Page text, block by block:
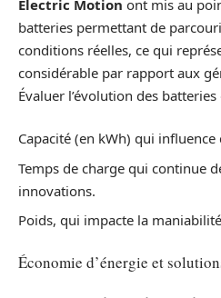
Electric Motion ont mis au
batteries permettant de
conditions réelles, ce qui
considérable par rapport aux
Évaluer l’évolution des
Capacité (en kWh) qui
Temps de charge qui continue
innovations.
Poids, qui impacte la
Économie d’énergie et